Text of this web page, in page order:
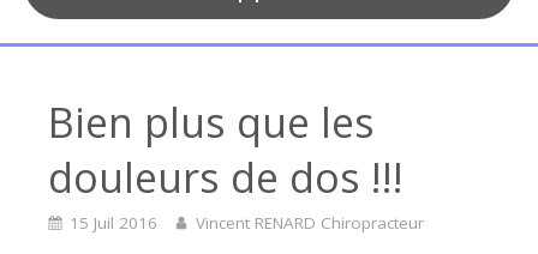
Bien plus que les
douleurs de dos !!!
15 Juil 2016 Vincent RENARD Chiropracteur